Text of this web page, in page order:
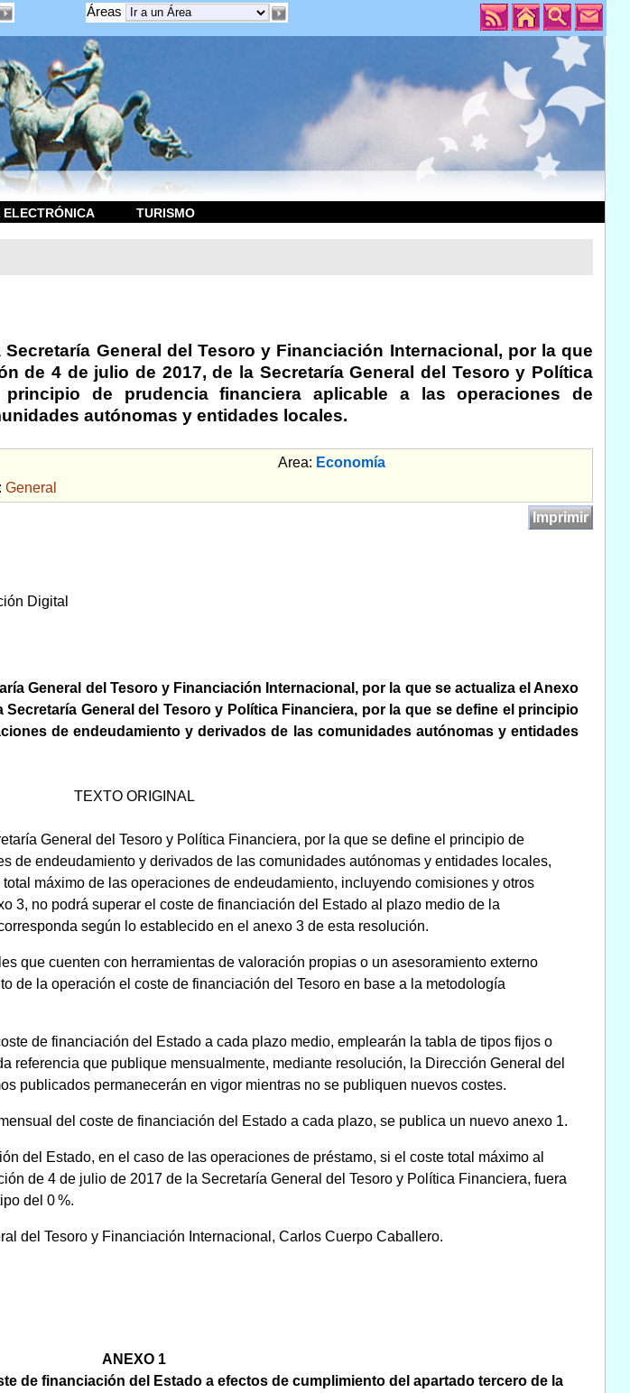
Áreas
ELECTRÓNICA TURISMO
General del Tesoro y Financiación Internacional, por la que
de 4 de julio de 2017, de la Secretaría General del Tesoro y Política
de prudencia financiera aplicable a las operaciones de
autónomas y entidades locales.
Area: Economía
General
Imprimir
Digital
General del Tesoro y Financiación Internacional, por la que se actualiza el Anexo
General del Tesoro y Política Financiera, por la que se define el principio
de endeudamiento y derivados de las comunidades autónomas y entidades
TEXTO ORIGINAL
General del Tesoro y Política Financiera, por la que se define el principio de
de endeudamiento y derivados de las comunidades autónomas y entidades locales,
máximo de las operaciones de endeudamiento, incluyendo comisiones y otros
3, no podrá superar el coste de financiación del Estado al plazo medio de la
según lo establecido en el anexo 3 de esta resolución.
que cuenten con herramientas de valoración propias o un asesoramiento externo
de la operación el coste de financiación del Tesoro en base a la metodología
de financiación del Estado a cada plazo medio, emplearán la tabla de tipos fijos o
referencia que publique mensualmente, mediante resolución, la Dirección General del
publicados permanecerán en vigor mientras no se publiquen nuevos costes.
del coste de financiación del Estado a cada plazo, se publica un nuevo anexo 1.
del Estado, en el caso de las operaciones de préstamo, si el coste total máximo al
de 4 de julio de 2017 de la Secretaría General del Tesoro y Política Financiera, fuera
del 0 %.
del Tesoro y Financiación Internacional, Carlos Cuerpo Caballero.
ANEXO 1
de financiación del Estado a efectos de cumplimiento del apartado tercero de la